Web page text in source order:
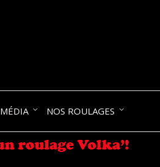
MÉDIA NOS ROULAGES